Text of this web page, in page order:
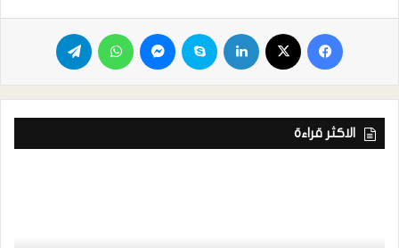
الاكثر قراءة